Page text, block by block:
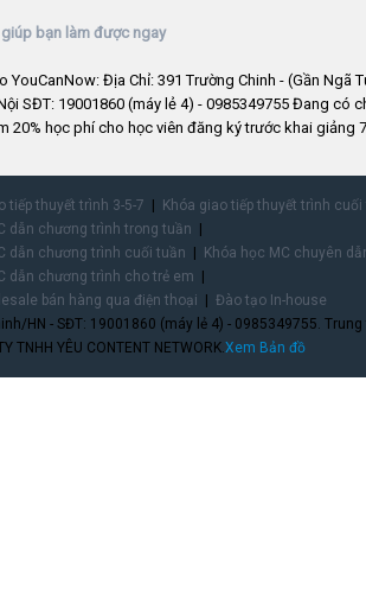
bạn làm được ngay
YouCanNow: Địa Chỉ: 391 Trường Chinh - (Gần Ngã
SĐT: 19001860 (máy lẻ 4) - 0985349755 Đang có
20% học phí cho học viên đăng ký trước khai giảng
tiếp thuyết trình 3-5-7
Khóa giao tiếp thuyết trình
dẫn chương trình trong tuần
dẫn chương trình cuối tuần
Khóa học MC chuyên
dẫn chương trình cho trẻ em
bán hàng qua điện thoại
Đào tạo In-house
HN - SĐT: 19001860 (máy lẻ 4) - 0985349755.
TNHH YÊU CONTENT NETWORK.Xem Bản đồ